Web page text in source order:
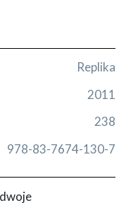
Replika
2011
238
978-83-7674-130-7